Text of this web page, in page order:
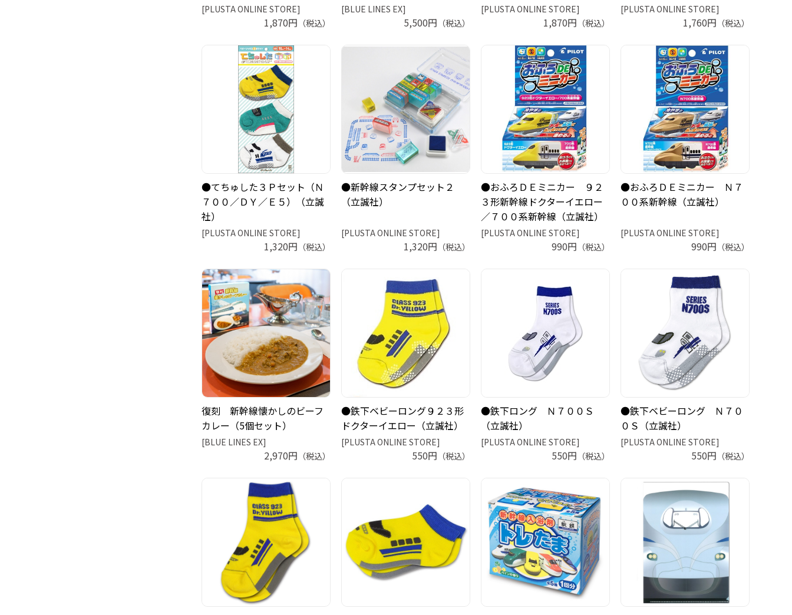
[PLUSTA ONLINE STORE]
1,870円 （税込）
[BLUE LINES EX]
5,500円 （税込）
[PLUSTA ONLINE STORE]
1,870円 （税込）
[PLUSTA ONLINE STORE]
1,760円 （税込）
●てちゅした３Ｐセット（Ｎ
７００／ＤＹ／Ｅ５）（立誠
社）
[PLUSTA ONLINE STORE]
1,320円 （税込）
●新幹線スタンプセット２
（立誠社）
[PLUSTA ONLINE STORE]
1,320円 （税込）
●おふろＤＥミニカー ９２
３形新幹線ドクターイエロー
／７００系新幹線（立誠社）
[PLUSTA ONLINE STORE]
990円 （税込）
●おふろＤＥミニカー Ｎ７
００系新幹線（立誠社）
[PLUSTA ONLINE STORE]
990円 （税込）
復刻 新幹線懐かしのビーフ
カレー（5個セット）
[BLUE LINES EX]
2,970円 （税込）
●鉄下ベビーロング９２３形
ドクターイエロー（立誠社）
[PLUSTA ONLINE STORE]
550円 （税込）
●鉄下ロング Ｎ７００Ｓ
（立誠社）
[PLUSTA ONLINE STORE]
550円 （税込）
●鉄下ベビーロング Ｎ７０
０Ｓ（立誠社）
[PLUSTA ONLINE STORE]
550円 （税込）